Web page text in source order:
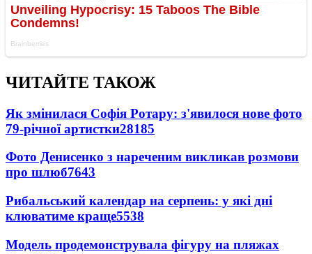
ЧИТАЙТЕ ТАКОЖ
Як змінилася Софія Ротару: з'явилося нове фото
79-річної артистки28185
Фото Денисенко з нареченим викликав розмови
про шлюб7643
Рибальський календар на серпень: у які дні
клюватиме краще5538
Модель продемонструвала фігуру на пляжах